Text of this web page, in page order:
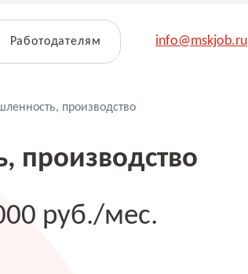
Работодателям info@mskjob.ru
производство
производство
руб./мес.